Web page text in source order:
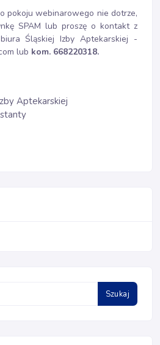
pokoju webinarowego nie dotrze,
SPAM lub proszę o kontakt z
Śląskiej Izby Aptekarskiej -
lub kom. 668220318.
Aptekarskiej
Szukaj